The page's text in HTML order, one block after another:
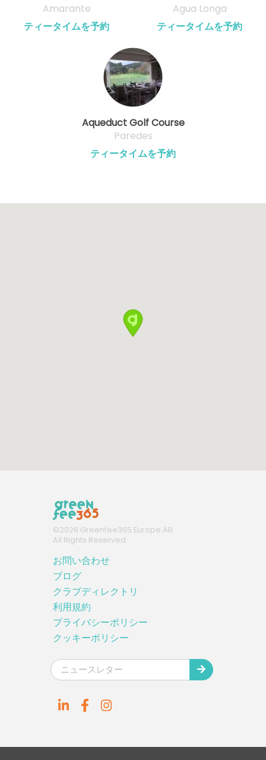
Amarante
ティータイムを予約
Agua Longa
ティータイムを予約
Aqueduct Golf Course
Paredes
ティータイムを予約
©2026 Greenfee365 Europe AB.
All Rights Reserved
お問い合わせ
ブログ
クラブディレクトリ
利用規約
プライバシーポリシー
クッキーポリシー